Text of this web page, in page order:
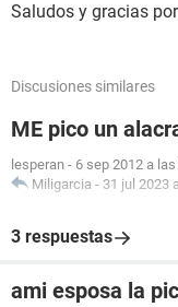
Saludos y gracias
Discusiones similares
ME pico un
lesperan - 6 sep 2012 a
Miligarcia - 31 jul 2023
3 respuestas
ami esposa la